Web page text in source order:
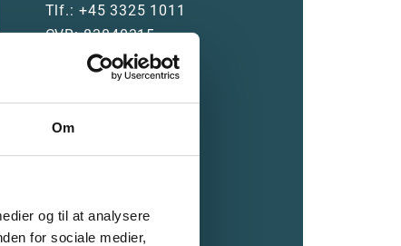
Om
og til at analysere
for sociale medier,
Tlf.: +45 3325 1011
CVR: 83840315
ODENSE
OFF13
Thujavej 13
CVR: 83840315